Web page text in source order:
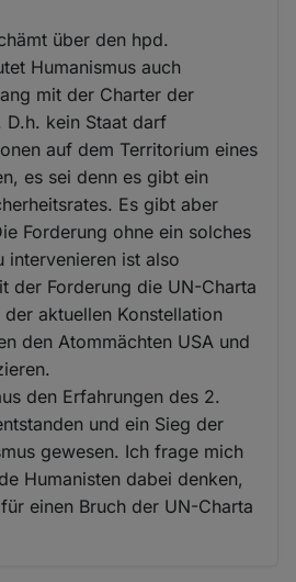
über den hpd.
Humanismus auch
mit der Charter der
D.h. kein Staat darf
auf dem Territorium eines
es sei denn es gibt ein
Es gibt aber
Forderung ohne ein solches
intervenieren ist also
der Forderung die UN-Charta
aktuellen Konstellation
den Atommächten USA und
den Erfahrungen des 2.
und ein Sieg der
gewesen. Ich frage mich
Humanisten dabei denken,
einen Bruch der UN-Charta